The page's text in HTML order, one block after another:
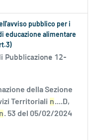
pubblico per i
educazione alimentare
Pubblicazione 12-
della Sezione
Territoriali n....D,
n. 53 del 05/02/2024